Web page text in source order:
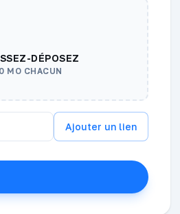
DÉPOSEZ
MO CHACUN
Ajouter un lien